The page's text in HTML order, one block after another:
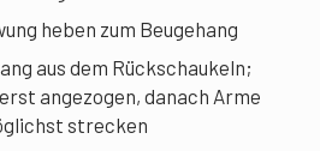
heben zum Beugehang
aus dem Rückschaukeln;
angezogen, danach Arme
strecken